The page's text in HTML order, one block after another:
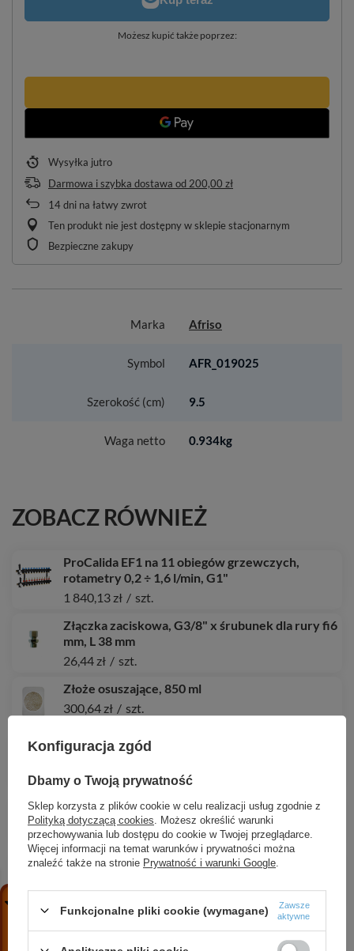
Możesz kupić także poprzez:
Wysyłka jutro
Darmowa i szybka dostawa od 200,00 zł
14dni na łatwy zwrot
Ten produkt nie jest dostępny w sklepie stacjonarnym
Bezpieczne zakupy
Marka Afriso
Symbol AFR_019025
Szerokość (cm) 9.5
Waga netto 0.934kg
ZOBACZ RÓWNIEŻ
ProCalida EF1 na 11 obiegów grzewczych,
rotametry 0,2 ÷ 1,6 l/min, G1"
1 840,13 zł / szt.
Złączka zaciskowa, G3/8" x śrubunek dla rury fi6
mm, L 38 mm
26,44 zł / szt.
Złoże osuszające, 850 ml
300,64 zł / szt.
Tuleja zanurzeniowa, fi15x16 mm, L 100 mm,
G1/2", na 3 czujniki
31,10 zł / szt.
Analizator spalin BLUELYZER ST zestaw pro
5 287,14 zł / szt.
Manometr chemiczny RF 160 Ch, D412, fi160
Zestaw regulacyjny ProClick: 4-drogowy
obrotowy zawór mieszający ARV 485 ProClick,
Konfiguracja zgód
Dbamy o Twoją prywatność
Sklep korzysta z plików cookie w celu realizacji usług zgodnie z
Polityką dotyczącą cookies . Możesz określić warunki
przechowywania lub dostępu do cookie w Twojej przeglądarce.
Więcej informacji na temat warunków i prywatności można
znaleźć także na stronie Prywatność i warunki Google
Funkcjonalne pliki cookie (wymagane)
Zawsze
aktywne